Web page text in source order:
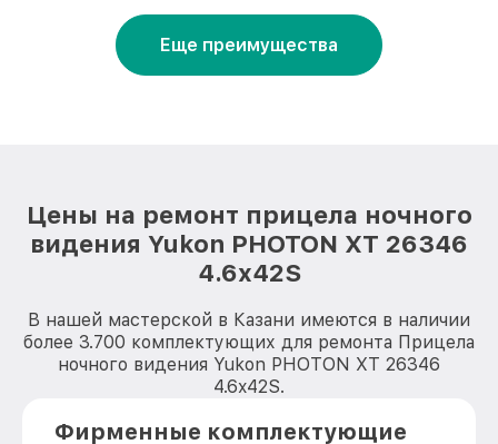
Еще преимущества
Цены на ремонт прицела ночного
видения Yukon PHOTON XT 26346
4.6x42S
В нашей мастерской в Казани имеются в наличии
более 3.700 комплектующих для ремонта Прицела
ночного видения Yukon PHOTON XT 26346
4.6x42S.
Фирменные комплектующие